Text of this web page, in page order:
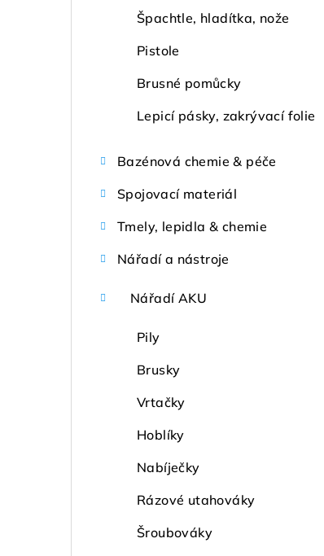
Špachtle, hladítka, nože
Pistole
Brusné pomůcky
Lepicí pásky, zakrývací folie
Bazénová chemie & péče
Spojovací materiál
Tmely, lepidla & chemie
Nářadí a nástroje
Nářadí AKU
Pily
Brusky
Vrtačky
Hoblíky
Nabíječky
Rázové utahováky
Šroubováky